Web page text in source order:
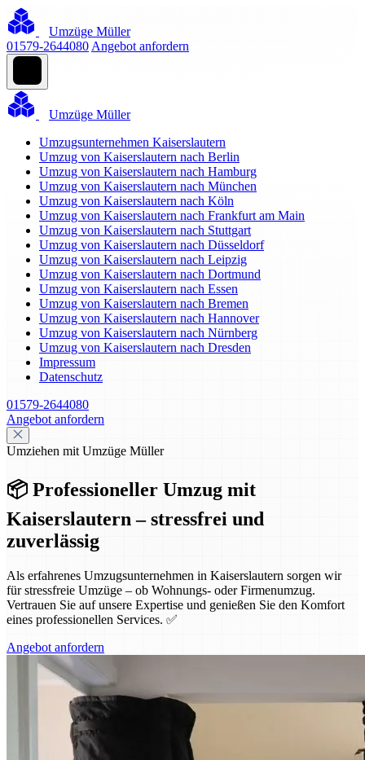
Umzüge Müller
01579-2644080 Angebot anfordern
Umzüge Müller
Umzugsunternehmen Kaiserslautern
Umzug von Kaiserslautern nach Berlin
Umzug von Kaiserslautern nach Hamburg
Umzug von Kaiserslautern nach München
Umzug von Kaiserslautern nach Köln
Umzug von Kaiserslautern nach Frankfurt am Main
Umzug von Kaiserslautern nach Stuttgart
Umzug von Kaiserslautern nach Düsseldorf
Umzug von Kaiserslautern nach Leipzig
Umzug von Kaiserslautern nach Dortmund
Umzug von Kaiserslautern nach Essen
Umzug von Kaiserslautern nach Bremen
Umzug von Kaiserslautern nach Hannover
Umzug von Kaiserslautern nach Nürnberg
Umzug von Kaiserslautern nach Dresden
Impressum
Datenschutz
01579-2644080
Angebot anfordern
Umziehen mit Umzüge Müller
📦 Professioneller Umzug mit
Kaiserslautern – stressfrei und
zuverlässig
Als erfahrenes Umzugsunternehmen in Kaiserslautern sorgen wir
für stressfreie Umzüge – ob Wohnungs- oder Firmenumzug.
Vertrauen Sie auf unsere Expertise und genießen Sie den Komfort
eines professionellen Services. ✅
Angebot anfordern